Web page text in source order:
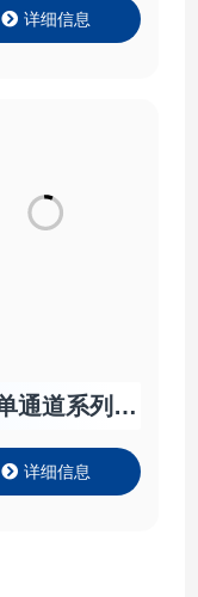
详细信息
通道系列
Chiller
详细信息